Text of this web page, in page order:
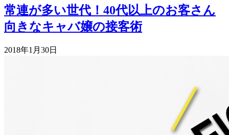
常連が多い世代！40代以上のお客さん
向きなキャバ嬢の接客術
2018年1月30日